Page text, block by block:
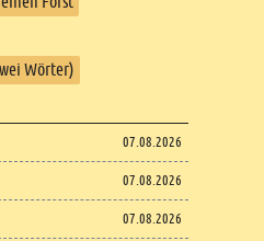
Wörter)
07.08.2026
07.08.2026
07.08.2026